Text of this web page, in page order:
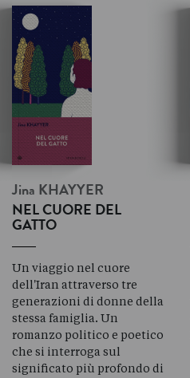
Jina KHAYYER
NEL CUORE DEL
GATTO
Un viaggio nel cuore
dell'Iran attraverso tre
generazioni di donne della
stessa famiglia. Un
romanzo politico e poetico
che si interroga sul
significato più profondo di